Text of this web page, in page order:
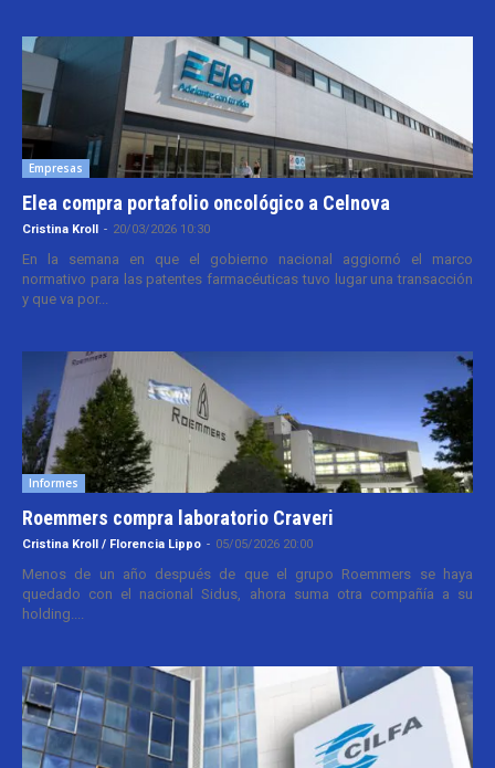
Empresas
Elea compra portafolio oncológico a Celnova
Cristina Kroll - 20/03/2026 10:30
En la semana en que el gobierno nacional aggiornó el marco
normativo para las patentes farmacéuticas tuvo lugar una transacción
y que va por...
Informes
Roemmers compra laboratorio Craveri
Cristina Kroll / Florencia Lippo - 05/05/2026 20:00
Menos de un año después de que el grupo Roemmers se haya
quedado con el nacional Sidus, ahora suma otra compañía a su
holding....